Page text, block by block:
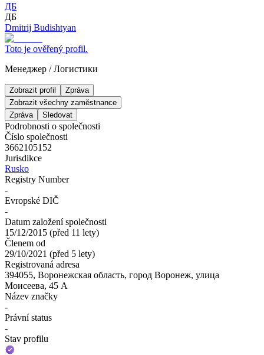
ДБ
ДБ
Dmitrij Budishtyan
Toto je ověřený profil.
Менеджер /Логистики
Zobrazit profil
Zpráva
Zobrazit všechny zaměstnance
Zpráva
Sledovat
Podrobnosti o společnosti
Číslo společnosti
3662105152
Jurisdikce
Rusko
Registry Number
-
Evropské DIČ
-
Datum založení společnosti
15/12/2015 (před 11 lety)
Členem od
29/10/2021 (před 5 lety)
Registrovaná adresa
394055, Воронежская область, город Воронеж, улица
Моисеева, 45 А
Název značky
-
Právní status
-
Stav profilu